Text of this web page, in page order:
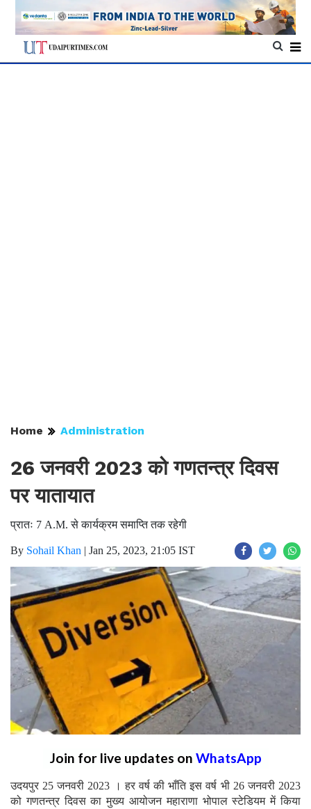
Home Administration
26 जनवरी 2023 को गणतन्त्र दिवस
पर यातायात
प्रातः 7 A.M. से कार्यक्रम समाप्ति तक रहेगी
By Sohail Khan | Jan 25, 2023, 21:05 IST
Join for live updates on WhatsApp
उदयपुर 25 जनवरी 2023 । हर वर्ष की भाँति इस वर्ष भी 26 जनवरी 2023
को गणतन्त्र दिवस का मुख्य आयोजन महाराणा भोपाल स्टेडियम में किया